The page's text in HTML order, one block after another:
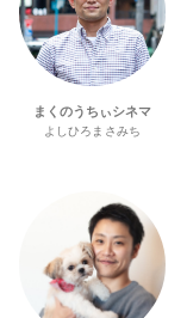
まくのうちぃシネマ
よしひろまさみち